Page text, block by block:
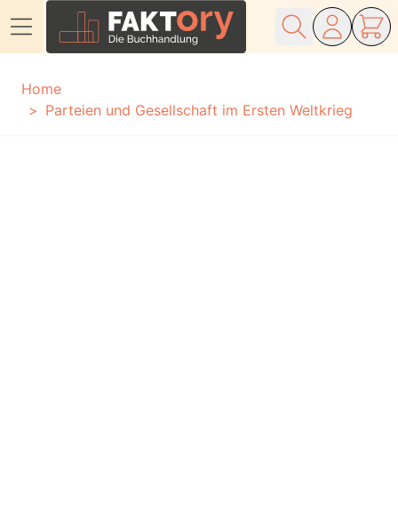
Home
Parteien und Gesellschaft im Ersten Weltkrieg